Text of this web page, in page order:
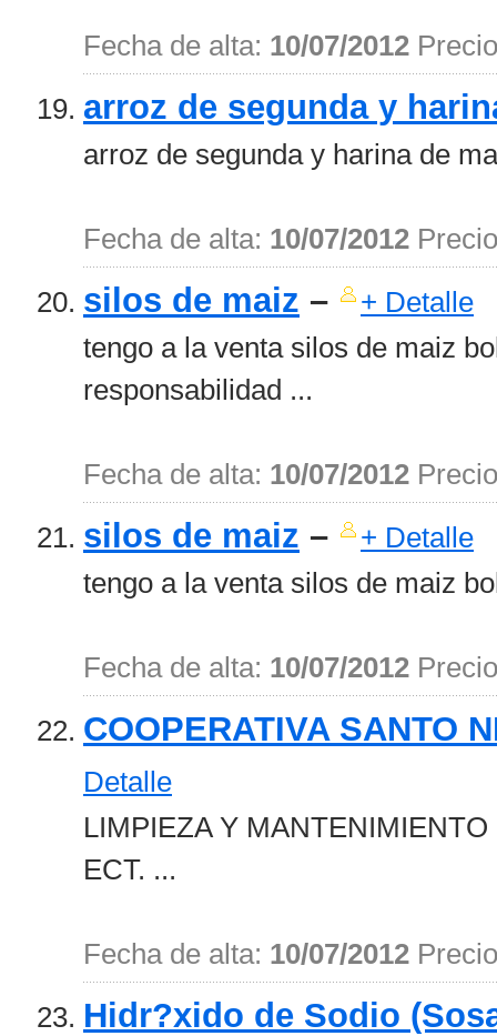
Fecha de alta: 10/07/2012
arroz de segunda y
arroz de segunda y harina de
Fecha de alta: 10/07/2012
silos de maiz – + Detalle
tengo a la venta silos de maiz
responsabilidad ...
Fecha de alta: 10/07/2012
silos de maiz – + Detalle
tengo a la venta silos de maiz
Fecha de alta: 10/07/2012
COOPERATIVA SANTO
Detalle
LIMPIEZA Y
ECT. ...
Fecha de alta: 10/07/2012
Hidr?xido de Sodio